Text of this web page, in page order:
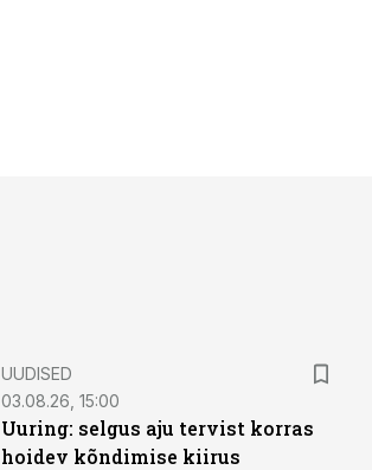
UUDISED
03.08.26, 15:00
Uuring: selgus aju tervist korras
hoidev kõndimise kiirus